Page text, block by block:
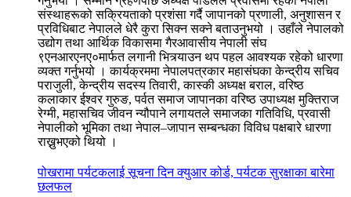
संस्थाहरूको सक्रियताको प्रशंसा गर्दै जापानको प्रणाली, अनुशासन र
प्रविधिबाट नेपालले धेरै कुरा सिक्न सक्ने बताउनुभयो । उहाँले नेपालको
उद्योग तथा आर्थिक विकासमा गैरआवासीय नेपाली संघ
९एनआरएनए०मार्फत लगानी भित्र्याउन थप पहल आवश्यक रहेको धारणा
व्यक्त गर्नुभयो । कार्यक्रममा नेपालपत्रकार महासंघका केन्द्रीय सचिव
पराजुली, केन्द्रीय सदस्य तिवारी, कास्की अध्यक्ष बराल, वरिष्ठ
कलाकार ईश्वर गुरुङ, पर्वत समाज जापानका वरिष्ठ उपाध्यक्ष मुक्तिराज
रेग्मी, महासचिव जीवन न्यौपाने लगायतले समाजका गतिविधि, प्रवासी
नेपालीको भूमिका तथा नेपाल–जापान सम्बन्धका विविध पक्षबारे धारणा
राख्नुभएको थियो ।
पोखरामा पर्यटकलाई सूचना दिन क्युआर कोर्ड, पर्यटक सुरक्षाका बारेमा
छलफल